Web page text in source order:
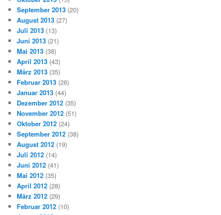
September 2013 (20)
August 2013 (27)
Juli 2013 (13)
Juni 2013 (21)
Mai 2013 (38)
April 2013 (43)
März 2013 (35)
Februar 2013 (26)
Januar 2013 (44)
Dezember 2012 (35)
November 2012 (51)
Oktober 2012 (24)
September 2012 (38)
August 2012 (19)
Juli 2012 (14)
Juni 2012 (41)
Mai 2012 (35)
April 2012 (28)
März 2012 (29)
Februar 2012 (10)